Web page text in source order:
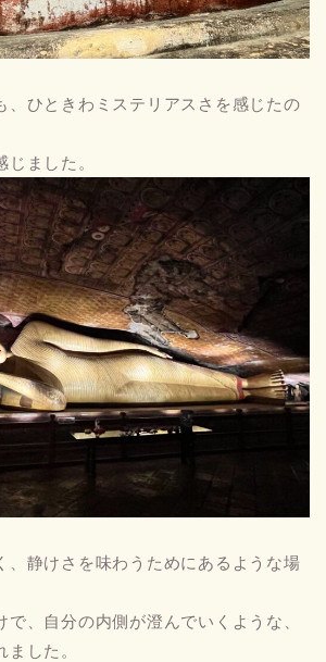
、ひときわミステリアスさを感じたの
ました。
、静けさを味わうためにあるような場
で、自分の内側が澄んでいくような、
した。